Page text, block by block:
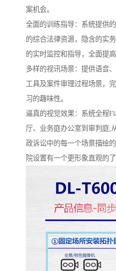
案机会。
全面的训练指导：系统提供
的综合法律资源，隐含的实
的实时监控和指导，全面提
多样的视讯场景：提供语音
工具及案件审理过程场景，
习的趣味性。
逼真的视觉效果：系统全程
厅、业务庭办公室到审判庭;
政诉讼中的每一个场景描绘
院设置有一个更形象直观的了